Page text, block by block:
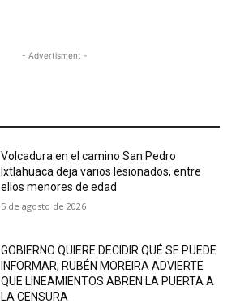
- Advertisment -
Volcadura en el camino San Pedro
Ixtlahuaca deja varios lesionados, entre
ellos menores de edad
5 de agosto de 2026
GOBIERNO QUIERE DECIDIR QUÉ SE PUEDE
INFORMAR; RUBÉN MOREIRA ADVIERTE
QUE LINEAMIENTOS ABREN LA PUERTA A
LA CENSURA